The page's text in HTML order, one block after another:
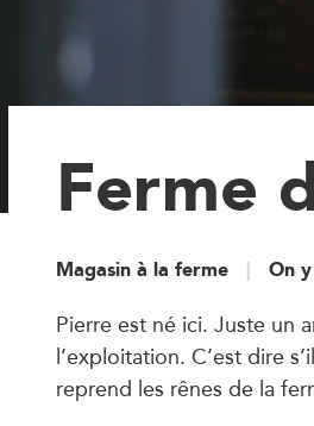
Ferme
Magasin à la ferme On
Pierre est né ici. Juste un
l’exploitation. C’est dire
reprend les rênes de la